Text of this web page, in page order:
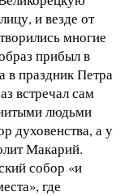
и везде от
многие
прибыл в
в праздник Петра
встречал сам
людьми
духовенства, а у
Макарий.
собор «и
где